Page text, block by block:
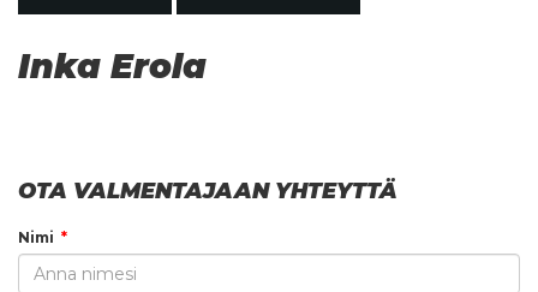
Inka Erola
OTA VALMENTAJAAN YHTEYTTÄ
Nimi